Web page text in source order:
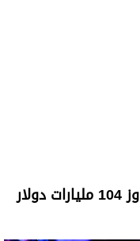
أرباح الشركات الكبرى الكورية تتجاوز 104 مليارات دولار